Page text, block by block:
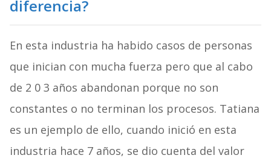
diferencia?
En esta industria ha habido casos de personas
que inician con mucha fuerza pero que al cabo
de 2 0 3 años abandonan porque no son
constantes o no terminan los procesos. Tatiana
es un ejemplo de ello, cuando inició en esta
industria hace 7 años, se dio cuenta del valor